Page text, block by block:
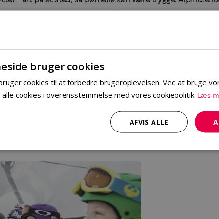
udfordrende muligheder for både unge og gamle.
med elgspor og fuglesang eller en højfjeldstur
ud: Godt 200 præparerede spor i ca. 1000 meters
bruger cookies
cookies til at forbedre brugeroplevelsen. Ved at bruge
cookies i overensstemmelse med vores cookiepolitik. Læs
AFVIS ALLE